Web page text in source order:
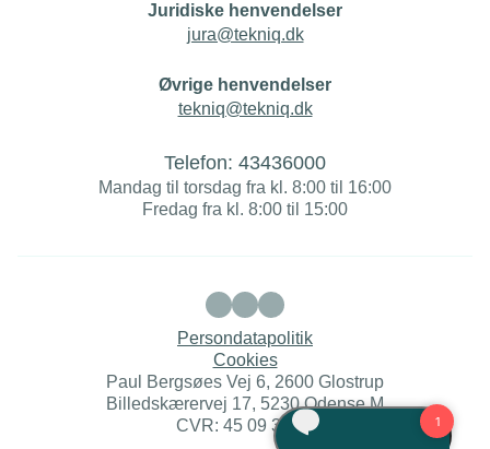
Juridiske henvendelser
jura@tekniq.dk
Øvrige henvendelser
tekniq@tekniq.dk
Telefon: 43436000
Mandag til torsdag fra kl. 8:00 til 16:00
Fredag fra kl. 8:00 til 15:00
Persondatapolitik
Cookies
Paul Bergsøes Vej 6, 2600 Glostrup
Billedskærervej 17, 5230 Odense M
CVR: 45 09 35 22